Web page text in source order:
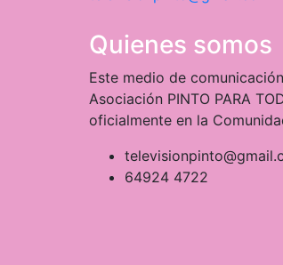
Quienes somos
Este medio de
Asociación PINTO PARA
oficialmente en la
64924 4722